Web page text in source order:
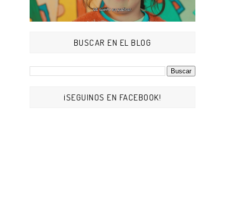
BUSCAR EN EL BLOG
¡SEGUINOS EN FACEBOOK!